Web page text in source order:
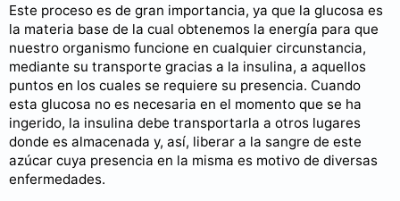
Este proceso es de gran importancia, ya que la glucosa es
la materia base de la cual obtenemos la energía para que
nuestro organismo funcione en cualquier circunstancia,
mediante su transporte gracias a la insulina, a aquellos
puntos en los cuales se requiere su presencia. Cuando
esta glucosa no es necesaria en el momento que se ha
ingerido, la insulina debe transportarla a otros lugares
donde es almacenada y, así, liberar a la sangre de este
azúcar cuya presencia en la misma es motivo de diversas
enfermedades.